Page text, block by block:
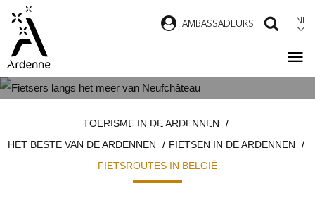
Overslaan
naar
inhoud
AMBASSADEURS NL
ARDENNEN
TOERISME IN DE ARDENNEN
HET BESTE VAN DE ARDENNEN
FIETSEN IN DE ARDENNEN
FIETSROUTES IN BELGIË